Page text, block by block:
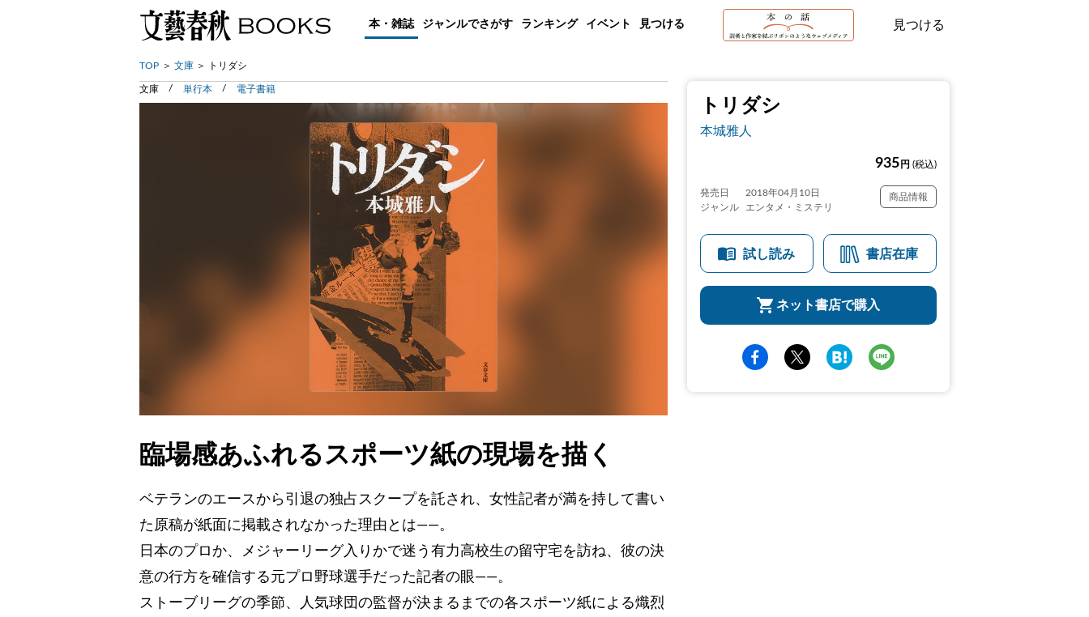
本・雑誌 ジャンルでさがす ランキング イベント 見つける 見つける
TOP 文庫 トリダシ
トリダシ
本城雅人
935 円 (税込)
発売日
2018年04月10日
ジャンル
エンタメ・ミステリ
商品情報
試し読み 書店在庫
ネット書店で購入
文庫 単行本 電子書籍
臨場感あふれるスポーツ紙の現場を描く
ベテランのエースから引退の独占スクープを託され、女性記者が満を持して書い
た原稿が紙面に掲載されなかった理由とは――。
日本のプロか、メジャーリーグ入りかで迷う有力高校生の留守宅を訪ね、彼の決
意の行方を確信する元プロ野球選手だった記者の眼――。
ストーブリーグの季節、人気球団の監督が決まるまでの各スポーツ紙による熾烈